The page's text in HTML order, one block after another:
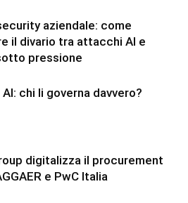
aziendale: come
il divario tra attacchi AI e
pressione
chi li governa davvero?
digitalizza il procurement
e PwC Italia